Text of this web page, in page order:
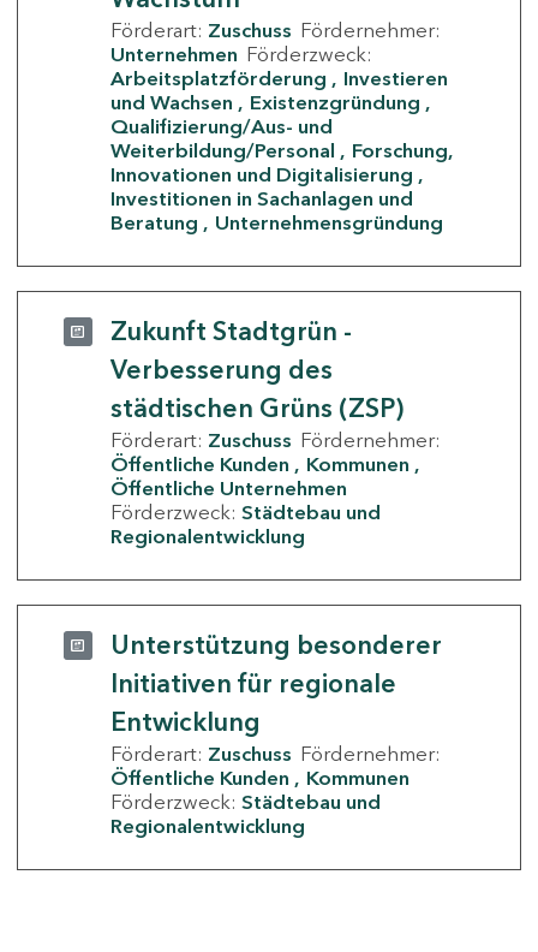
Förderart: Zuschuss Fördernehmer:
Unternehmen Förderzweck:
Arbeitsplatzförderung
Investieren
und Wachsen
Existenzgründung
Qualifizierung/Aus- und
Weiterbildung/Personal
Forschung,
Innovationen und Digitalisierung
Investitionen in Sachanlagen und
Beratung
Unternehmensgründung
Zukunft Stadtgrün -
Verbesserung des
städtischen Grüns (ZSP)
Förderart: Zuschuss Fördernehmer:
Öffentliche Kunden
Kommunen
Öffentliche Unternehmen
Förderzweck: Städtebau und
Regionalentwicklung
Unterstützung besonderer
Initiativen für regionale
Entwicklung
Förderart: Zuschuss Fördernehmer:
Öffentliche Kunden
Kommunen
Förderzweck: Städtebau und
Regionalentwicklung